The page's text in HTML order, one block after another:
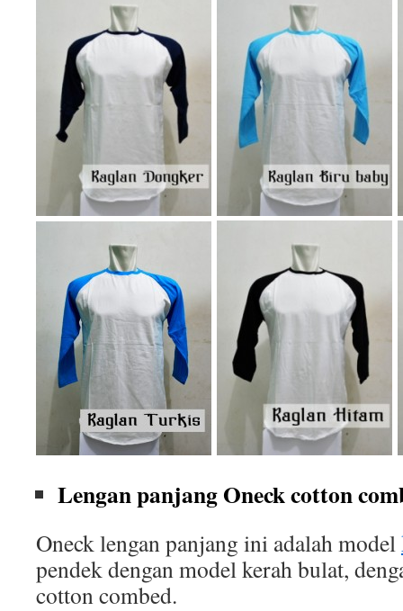
Lengan panjang Oneck cotton
Oneck lengan panjang ini adalah model
pendek dengan model kerah bulat,
cotton combed.